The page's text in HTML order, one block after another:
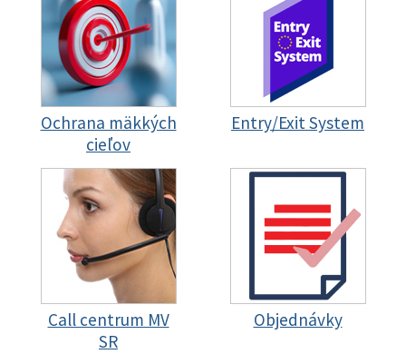
Ochrana mäkkých
cieľov
Entry/Exit System
Call centrum MV
SR
Objednávky